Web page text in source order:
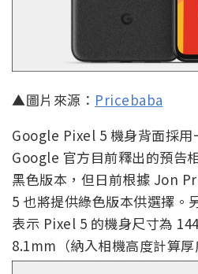
▲圖片來源： Pricebaba
Google Pixel 5 機身背面採用
Google 官方目前釋出的預告
黑色版本，但日前根據 Jon
5 也將提供綠色版本供選擇。
表示 Pixel 5 的機身尺寸為
8.1mm（納入相機高度計算厚